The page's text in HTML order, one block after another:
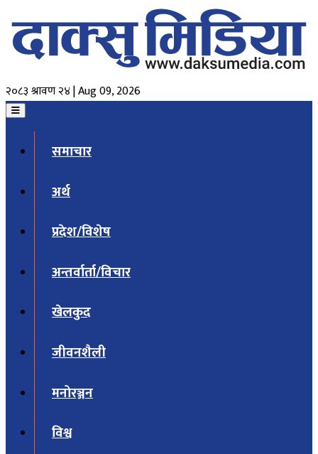
२०८३ श्रावण २४ | Aug 09, 2026
समाचार
अर्थ
प्रदेश/विशेष
अन्तर्वार्ता/विचार
खेलकुद
जीवनशैली
मनोरञ्जन
विश्व